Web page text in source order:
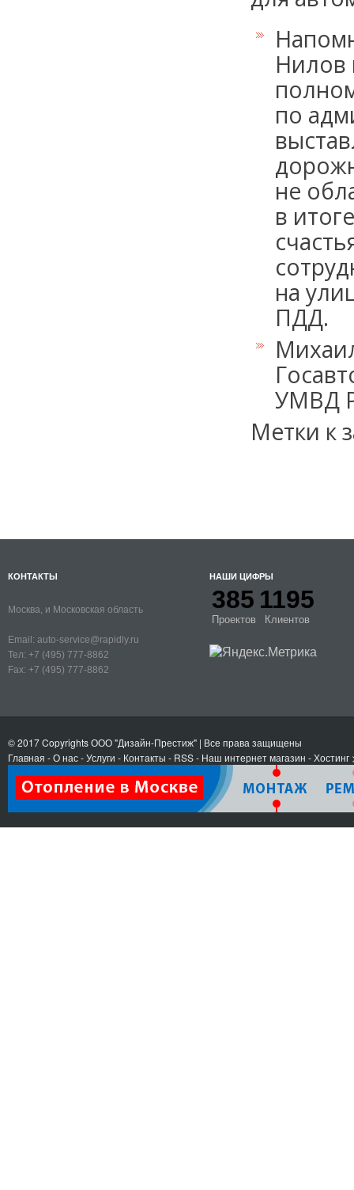
Нилов
по
не
в
на
ПДД.
УМВД
Метки к
КОНТАКТЫ
Москва, и Московская область
Email: auto-service@rapidly.ru
Тел: +7 (495) 777-8862
Fax: +7 (495) 777-8862
НАШИ ЦИФРЫ
385
Проектов
1195
Клиентов
© 2017 CopyrightsООО "Дизайн-Престиж" | Все права защищены
Главная -О нас-Услуги - Контакты - RSS- Наш интернет магазин -Хостинг